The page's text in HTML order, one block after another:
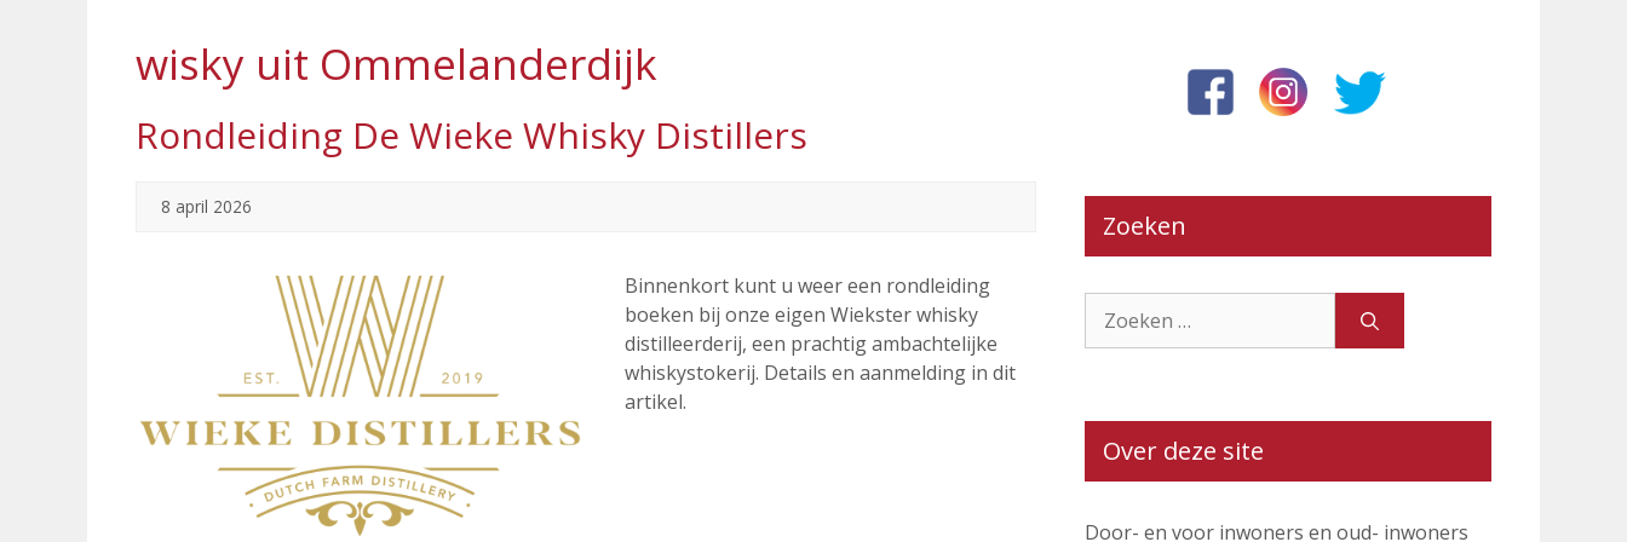
wisky uit Ommelanderdijk
Rondleiding De Wieke Whisky Distillers
8 april 2026
Binnenkort kunt u weer een rondleiding
boeken bij onze eigen Wiekster whisky
distilleerderij, een prachtig ambachtelijke
whiskystokerij. Details en aanmelding in dit
artikel.
Zoeken
naar:
Over deze site
Door- en voor inwoners en oud- inwoners